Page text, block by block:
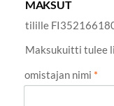
MAKSUT
tilille
Maksukuitti tulee
omistajan nimi *